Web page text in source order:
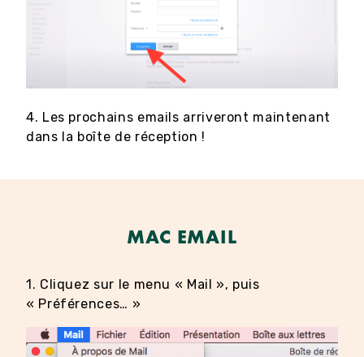
4. Les prochains emails arriveront maintenant
dans la boîte de réception !
MAC EMAIL
1. Cliquez sur le menu « Mail », puis
« Préférences… »